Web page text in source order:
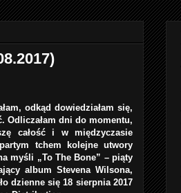
odkąd dowiedziałam się,
Odliczałam dni do momentu,
całość i w międzyczasie
tchem kolejne utwory
myśli „To The Bone” – piąty
album Stevena Wilsona,
dzienne się 18 sierpnia 2017